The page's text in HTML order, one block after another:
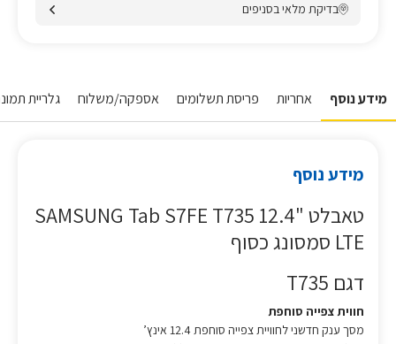
בדיקת מלאי בסניפים
מידע נוסף אחריות פריסת תשלומים אספקה/משלוח גלריית
מידע נוסף
טאבלט "12.4 SAMSUNG Tab S7FE T735
LTE סמסונג כסוף
דגם T735
חווית צפייה סוחפת
מסך ענק חדשני לחוויית צפייה סוחפת 12.4 אינץ’